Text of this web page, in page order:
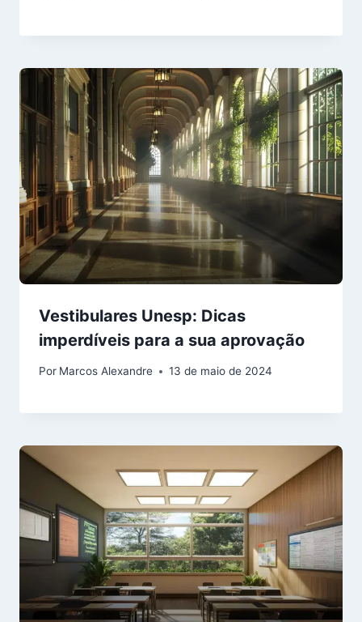
Vestibulares Unesp: Dicas
imperdíveis para a sua aprovação
Por Marcos Alexandre 13 de maio de 2024